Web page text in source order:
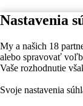
Nastavenia
My a našich 18
alebo spravovať
Vaše rozhodnutie
Svoje nastavenia